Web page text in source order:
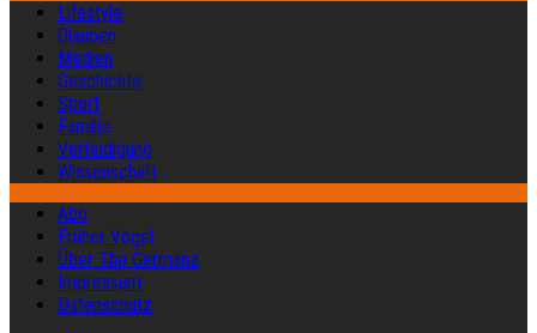
Lifestyle
Glauben
Medien
Geschichte
Sport
Familie
Verteidigung
Wissenschaft
Abo
Früher Vogel
Über The Germanz
Impressum
Datenschutz